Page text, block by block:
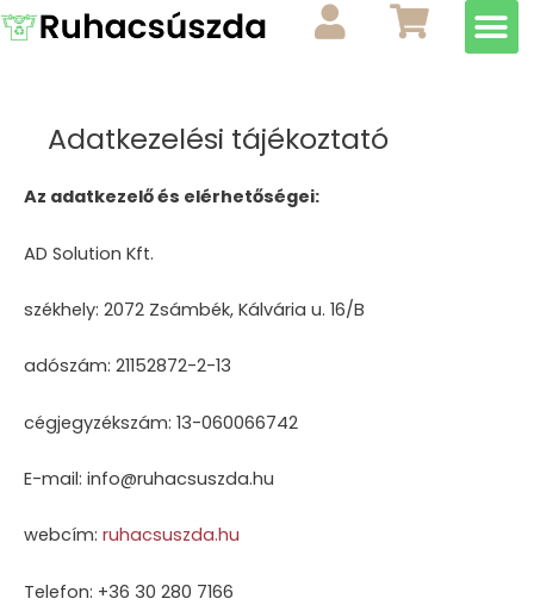
Skip
to
Adatkezelési tájékoztató
Az adatkezelő és elérhetőségei:
AD Solution Kft.
székhely: 2072 Zsámbék, Kálvária u. 16/B
adószám: 21152872-2-13
cégjegyzékszám: 13-060066742
E-mail: info@ruhacsuszda.hu
webcím: ruhacsuszda.hu
Telefon: +36 30 280 7166